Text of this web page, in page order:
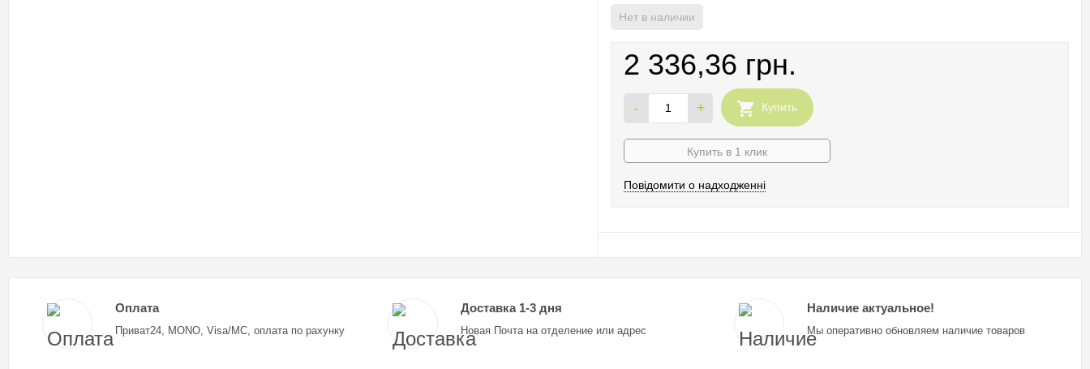
Нет в наличии
2 336,36 грн.
- + Купить
Купить в 1 клик
Повідомити о надходженні
Оплата
Приват24, MONO, Visa/MC, оплата по рахунку
Доставка 1-3 дня
Новая Почта на отделение или адрес
Наличие актуальное!
Мы оперативно обновляем наличие товаров